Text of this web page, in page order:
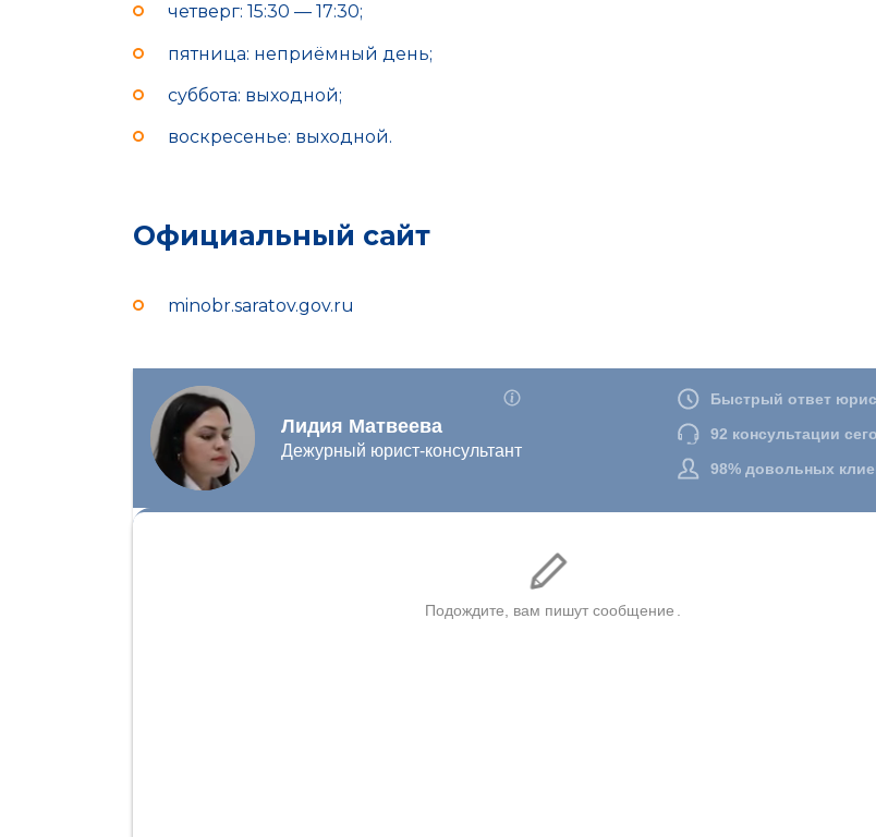
четверг: 15:30 — 17:30;
пятница: неприёмный день;
суббота: выходной;
воскресенье: выходной.
Официальный сайт
minobr.saratov.gov.ru